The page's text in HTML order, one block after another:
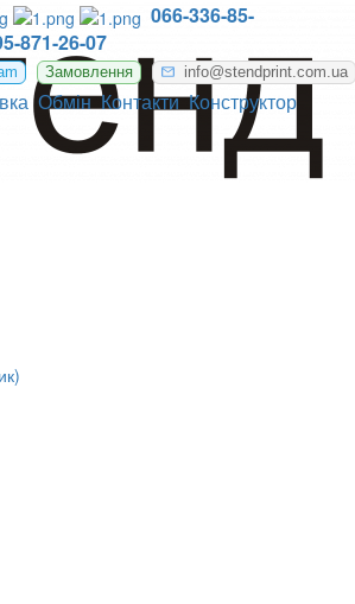
066-336-85-
871-26-07
Замовлення info@stendprint.com.ua
Обмін Контакти Конструктор